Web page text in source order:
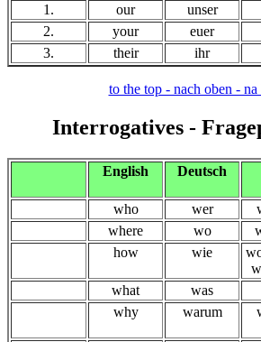
1.
our unser
2.
your euer
3.
their ihr
to the top - nach oben - na
Interrogatives -
English Deutsch
who
wer
where
wo
how
wie
what was
why
warum